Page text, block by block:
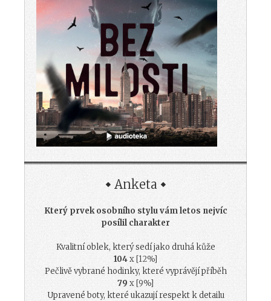
Anketa
Který prvek osobního stylu vám letos nejvíc
posílil charakter
Kvalitní oblek, který sedí jako druhá kůže
104x [12%]
Pečlivě vybrané hodinky, které vyprávějí příběh
79 x [9%]
Upravené boty, které ukazují respekt k detailu